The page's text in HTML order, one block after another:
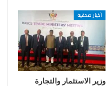
أخبار صحفية
وزير الاستثمار والتجارة